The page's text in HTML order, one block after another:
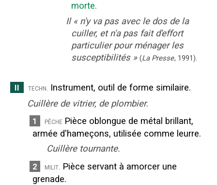
morte.
Il « n'y va pas avec le dos de la
cuiller, et n'a pas fait d'effort
particulier pour ménager les
susceptibilités » (La Presse, 1991).
II techn. Instrument, outil de forme similaire.
Cuillère de vitrier, de plombier.
1 pêche Pièce oblongue de métal brillant,
armée d'hameçons, utilisée comme leurre.
Cuillère tournante.
2 milit. Pièce servant à amorcer une
grenade.